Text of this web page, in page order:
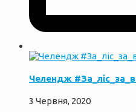
Челендж
3 Червня, 2020